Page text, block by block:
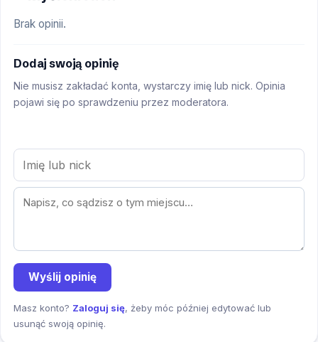
Brak opinii.
Dodaj swoją opinię
Nie musisz zakładać konta, wystarczy imię lub nick. Opinia
pojawi się po sprawdzeniu przez moderatora.
Wyślij opinię
Masz konto? Zaloguj się, żeby móc później edytować lub
usunąć swoją opinię.